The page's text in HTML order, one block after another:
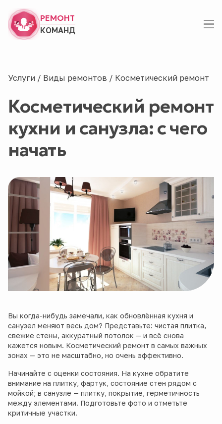
РЕМОНТ
КОМАНД
Услуги / Виды ремонтов / Косметический ремонт
Косметический ремонт
кухни и санузла: с чего
начать
Вы когда-нибудь замечали, как обновлённая кухня и
санузел меняют весь дом? Представьте: чистая плитка,
свежие стены, аккуратный потолок — и всё снова
кажется новым. Косметический ремонт в самых важных
зонах — это не масштабно, но очень эффективно.
Начинайте с оценки состояния. На кухне обратите
внимание на плитку, фартук, состояние стен рядом с
мойкой; в санузле — плитку, покрытие, герметичность
между элементами. Подготовьте фото и отметьте
критичные участки.